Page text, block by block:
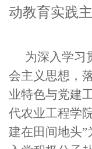
动教育实践
为深入学习
会主义思想，
业特色与党建
代农业工程学
建在田间地头”